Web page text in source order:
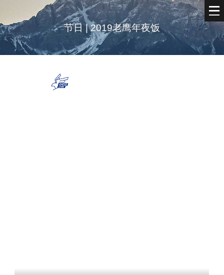
节日 | 2019老鹰年夜饭